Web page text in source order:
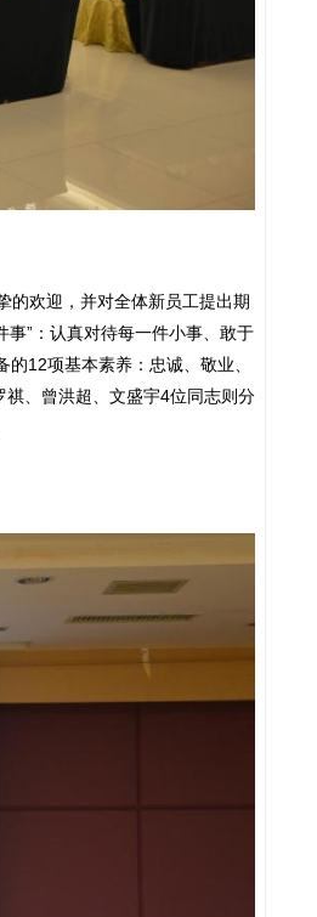
的欢迎，并对全体新员工提出期
事”：认真对待每一件小事、敢于
12项基本素养：忠诚、敬业、
、曾洪超、文盛宇4位同志则分